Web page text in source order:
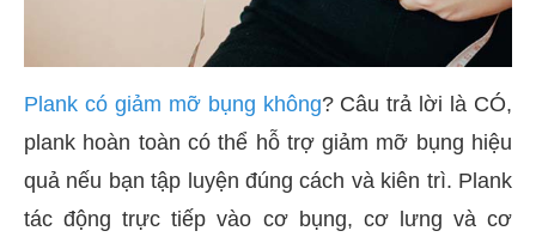
Plank có giảm mỡ bụng không? Câu trả lời là CÓ,
plank hoàn toàn có thể hỗ trợ giảm mỡ bụng hiệu
quả nếu bạn tập luyện đúng cách và kiên trì. Plank
tác động trực tiếp vào cơ bụng, cơ lưng và cơ